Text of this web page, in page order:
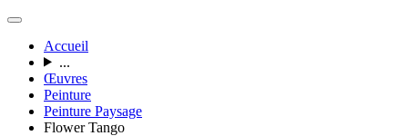
Accueil
...
Œuvres
Peinture
Peinture Paysage
Flower Tango